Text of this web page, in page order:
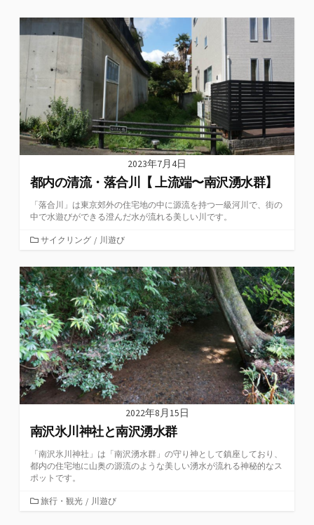
2023年7月4日
都内の清流・落合川【 上流端〜南沢湧水群】
「落合川」は東京郊外の住宅地の中に源流を持つ一級河川で、街の
中で水遊びができる澄んだ水が流れる美しい川です。
カ
ゴ
リ
ー
サイクリング / 川遊び
2022年8月15日
南沢氷川神社と南沢湧水群
「南沢氷川神社」は「南沢湧水群」の守り神として鎮座しており、
都内の住宅地に山奥の源流のような美しい湧水が流れる神秘的なス
ポットです。
カ旅行・観光 / 川遊び